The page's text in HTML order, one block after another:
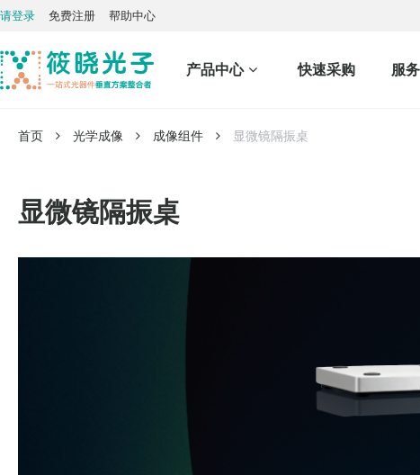
请登录 免费注册 帮助中心
产品中心 快速采购 服
首页 光学成像 成像组件 显微镜隔振桌
显微镜隔振桌